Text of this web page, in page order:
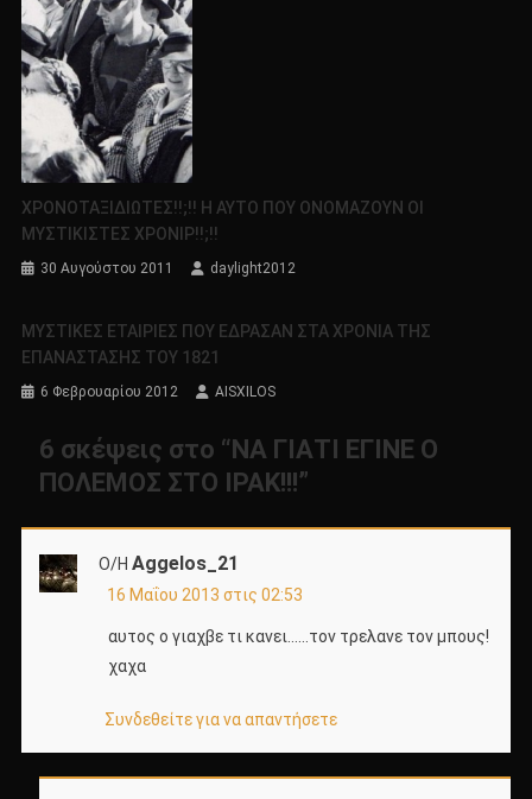
ΧΡΟΝΟΤΑΞIΔΙΩΤΕΣ!!;!! Η ΑΥΤΟ ΠΟΥ ΟΝΟΜΑΖΟΥΝ ΟΙ
ΜΥΣΤΙΚΙΣΤΕΣ ΧΡΟΝΙΡ!!;!!
30 Αυγούστου 2011 daylight2012
ΜΥΣΤΙΚΕΣ ΕΤΑΙΡΙΕΣ ΠΟΥ ΕΔΡΑΣΑΝ ΣΤΑ ΧΡΟΝΙΑ ΤΗΣ
ΕΠΑΝΑΣΤΑΣΗΣ ΤΟΥ 1821
6 Φεβρουαρίου 2012 AISXILOS
6 σκέψεις στο “ΝΑ ΓΙΑΤΙ ΕΓΙΝΕ Ο
ΠΟΛΕΜΟΣ ΣΤΟ ΙΡΑΚ!!!”
Ο/Η Aggelos_21
16 Μαΐου 2013 στις 02:53
αυτος ο γιαχβε τι κανει……τον τρελανε τον μπους!
χαχα
Συνδεθείτε για να απαντήσετε